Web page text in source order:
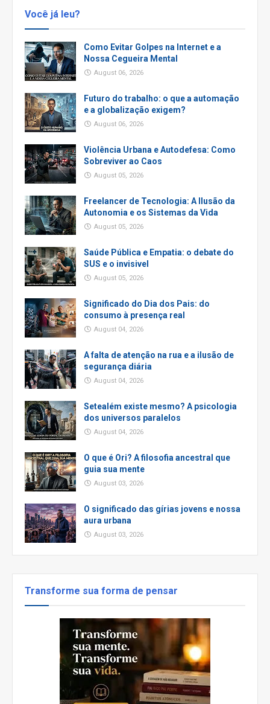
Você já leu?
Como Evitar Golpes na Internet e a
Nossa Cegueira Mental
August 06, 2026
Futuro do trabalho: o que a automação
e a globalização exigem?
August 06, 2026
Violência Urbana e Autodefesa: Como
Sobreviver ao Caos
August 05, 2026
Freelancer de Tecnologia: A Ilusão da
Autonomia e os Sistemas da Vida
August 05, 2026
Saúde Pública e Empatia: o debate do
SUS e o invisivel
August 05, 2026
Significado do Dia dos Pais: do
consumo à presença real
August 04, 2026
A falta de atenção na rua e a ilusão de
segurança diária
August 04, 2026
Setealém existe mesmo? A psicologia
dos universos paralelos
August 04, 2026
O que é Ori? A filosofia ancestral que
guia sua mente
August 03, 2026
O significado das gírias jovens e nossa
aura urbana
August 03, 2026
Transforme sua forma de pensar